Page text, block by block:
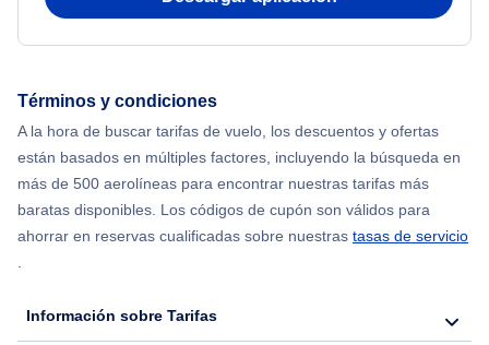
Términos y condiciones
A la hora de buscar tarifas de vuelo, los descuentos y ofertas
están basados en múltiples factores, incluyendo la búsqueda en
más de 500 aerolíneas para encontrar nuestras tarifas más
baratas disponibles. Los códigos de cupón son válidos para
ahorrar en reservas cualificadas sobre nuestras tasas de servicio
.
Información sobre Tarifas